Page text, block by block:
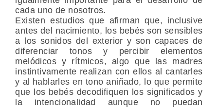
cada uno de nosotros.
Existen estudios que afirman que, inclusive
antes del nacimiento, los bebés son sensibles
a los sonidos del exterior y son capaces de
diferenciar tonos y percibir elementos
melódicos y rítmicos, algo que las madres
instintivamente realizan con ellos al cantarles
y al hablarles en tono aniñado, lo que permite
que los bebés decodifiquen los significados y
la intencionalidad aunque no puedan